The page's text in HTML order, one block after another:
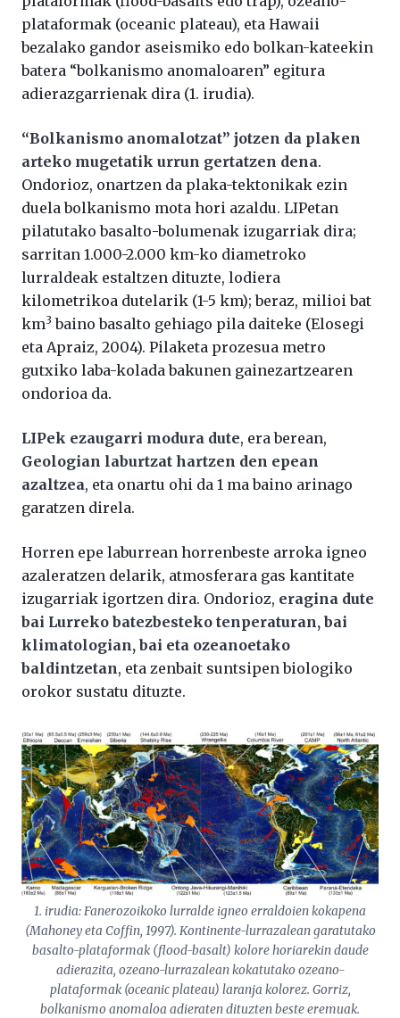
plataformak (oceanic plateau), eta Hawaii
bezalako gandor aseismiko edo bolkan-kateekin
batera “bolkanismo anomaloaren” egitura
adierazgarrienak dira (1. irudia).
“Bolkanismo anomalotzat” jotzen da plaken
arteko mugetatik urrun gertatzen dena.
Ondorioz, onartzen da plaka-tektonikak ezin
duela bolkanismo mota hori azaldu. LIPetan
pilatutako basalto-bolumenak izugarriak dira;
sarritan 1.000-2.000 km-ko diametroko
lurraldeak estaltzen dituzte, lodiera
kilometrikoa dutelarik (1-5 km); beraz, milioi bat
km3 baino basalto gehiago pila daiteke (Elosegi
eta Apraiz, 2004). Pilaketa prozesua metro
gutxiko laba-kolada bakunen gainezartzearen
ondorioa da.
LIPek ezaugarri modura dute, era berean,
Geologian laburtzat hartzen den epean
azaltzea, eta onartu ohi da 1 ma baino arinago
garatzen direla.
Horren epe laburrean horrenbeste arroka igneo
azaleratzen delarik, atmosferara gas kantitate
izugarriak igortzen dira. Ondorioz, eragina dute
bai Lurreko batezbesteko tenperaturan, bai
klimatologian, bai eta ozeanoetako
baldintzetan, eta zenbait suntsipen biologiko
orokor sustatu dituzte.
1. irudia: Fanerozoikoko lurralde igneo erraldoien kokapena
(Mahoney eta Coffin, 1997). Kontinente-lurrazalean garatutako
basalto-plataformak (flood-basalt) kolore horiarekin daude
adierazita, ozeano-lurrazalean kokatutako ozeano-
plataformak (oceanic plateau) laranja kolorez. Gorriz,
bolkanismo anomaloa adieraten dituzten beste eremuak.